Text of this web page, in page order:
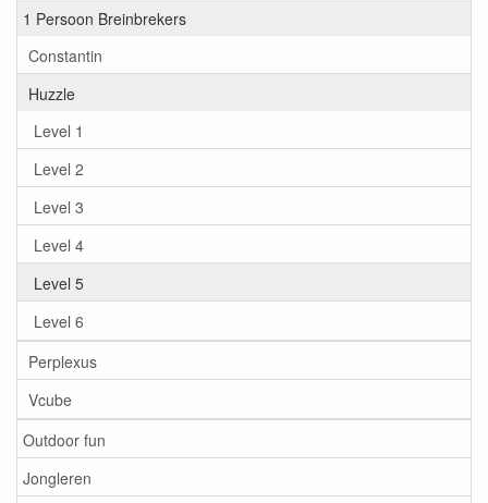
1 Persoon Breinbrekers
Constantin
Huzzle
Level 1
Level 2
Level 3
Level 4
Level 5
Level 6
Perplexus
Vcube
Outdoor fun
Jongleren